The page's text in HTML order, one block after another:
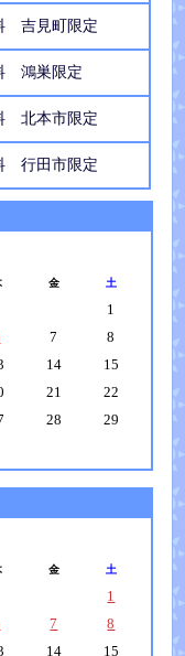
吉見町限定
鴻巣限定
北本市限定
行田市限定
金 土
1
7
8
14
15
21
22
28
29
金 土
1
7
8
14
15